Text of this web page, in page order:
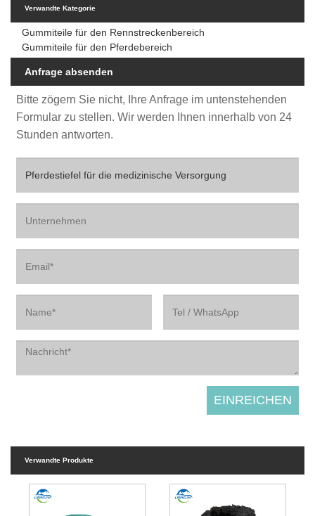
Verwandte Kategorie
Gummiteile für den Rennstreckenbereich
Gummiteile für den Pferdebereich
Anfrage absenden
Bitte zögern Sie nicht, Ihre Anfrage im untenstehenden
Formular zu stellen. Wir werden Ihnen innerhalb von 24
Stunden antworten.
Verwandte Produkte